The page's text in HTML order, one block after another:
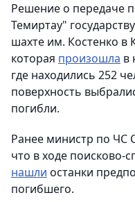
Решение о передаче
Темиртау"
шахте им. Костенко в
которая произошла в
где находились 252
поверхность
погибли.
Ранее министр по
что в ходе поисково-
нашли останки
погибшего.